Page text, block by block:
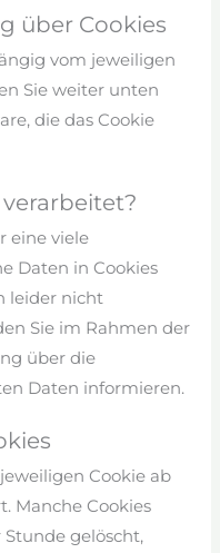
über Cookies
vom jeweiligen
Sie weiter unten
die das Cookie
eine viele
Daten in Cookies
leider nicht
Sie im Rahmen der
über die
Daten informieren.
Cookie ab
Manche Cookies
gelöscht,